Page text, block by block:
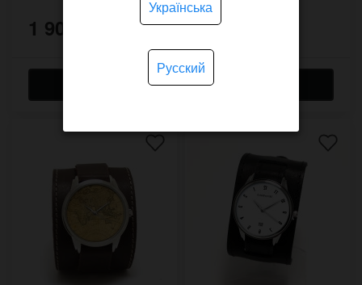
1 900 грн. 1 950 грн.
Українська
Русский